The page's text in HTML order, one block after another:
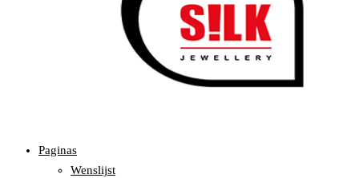
Paginas
Wenslijst